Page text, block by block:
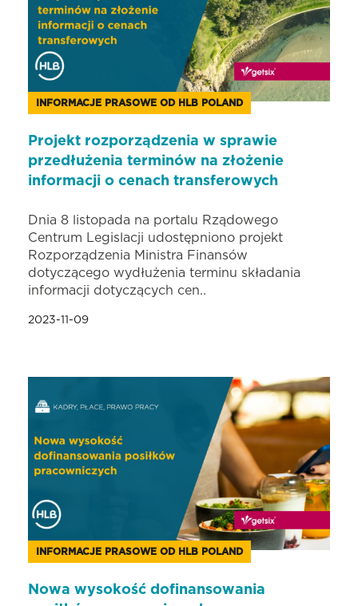
INFORMACJE PRASOWE OD HLB POLAND
Projekt rozporządzenia w sprawie
przedłużenia terminów na złożenie
informacji o cenach transferowych
Dnia 8 listopada na portalu Rządowego
Centrum Legislacji udostępniono projekt
Rozporządzenia Ministra Finansów
dotyczącego wydłużenia terminu składania
informacji dotyczących cen..
2023-11-09
INFORMACJE PRASOWE OD HLB POLAND
Nowa wysokość dofinansowania